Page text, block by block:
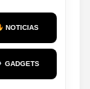
NOTICIAS
GADGETS